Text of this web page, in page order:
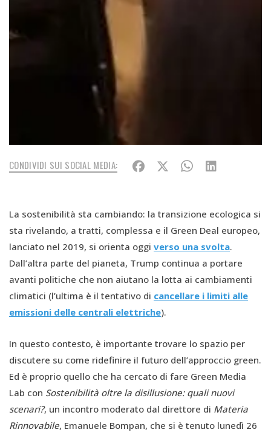
CONDIVIDI SUI SOCIAL MEDIA:
La sostenibilità sta cambiando: la transizione ecologica si
sta rivelando, a tratti, complessa e il Green Deal europeo,
lanciato nel 2019, si orienta oggi verso una svolta.
Dall’altra parte del pianeta, Trump continua a portare
avanti politiche che non aiutano la lotta ai cambiamenti
climatici (l’ultima è il tentativo di cancellare i limiti alle
emissioni delle centrali elettriche).
In questo contesto, è importante trovare lo spazio per
discutere su come ridefinire il futuro dell’approccio green.
Ed è proprio quello che ha cercato di fare Green Media
Lab con Sostenibilità oltre la disillusione: quali nuovi
scenari?, un incontro moderato dal direttore di Materia
Rinnovabile, Emanuele Bompan, che si è tenuto lunedì 26